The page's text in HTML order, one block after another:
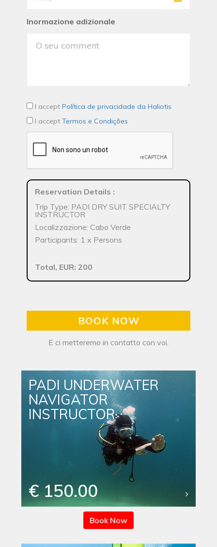
Inormazione adizionale
I accept Política de privacidade da Haliotis
I accept Termos e Condições
Reservation Details :
Trip Type: PADI DRY SUIT SPECIALTY
INSTRUCTOR
Localizzazione: Cabo Verde
Participants: 1 x Persons
Total, EUR: 200
BOOK NOW
E ci metteremo in contatto con voi.
PADI UNDERWATER
NAVIGATOR
INSTRUCTOR
€ 150.00
Book Now